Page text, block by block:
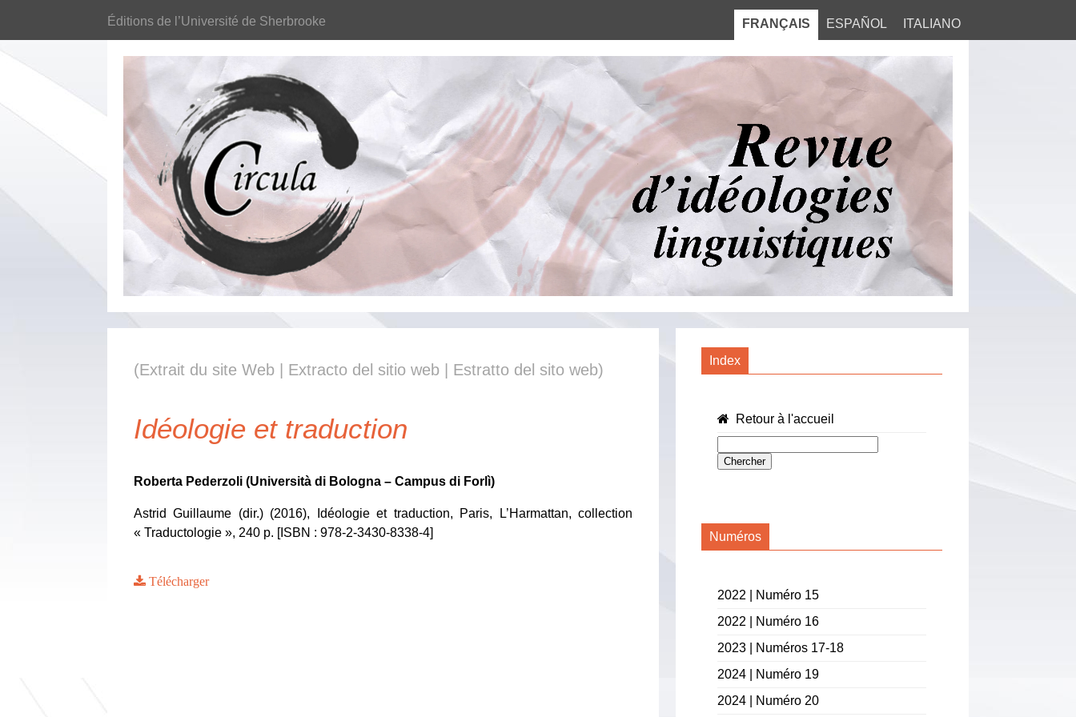
Éditions de l’Université de Sherbrooke FRANÇAIS ESPAÑOL ITALIANO
(Extrait du site Web | Extracto del sitio web | Estratto del sito web)
Idéologie et traduction
Roberta Pederzoli (Università di Bologna – Campus di Forlì)
Astrid Guillaume (dir.) (2016), Idéologie et traduction, Paris, L’Harmattan, collection
« Traductologie », 240 p. [ISBN : 978-2-3430-8338-4]
Télécharger
Index
Retour à l'accueil
Numéros
2022 | Numéro 15
2022 | Numéro 16
2023 | Numéros 17-18
2024 | Numéro 19
2024 | Numéro 20